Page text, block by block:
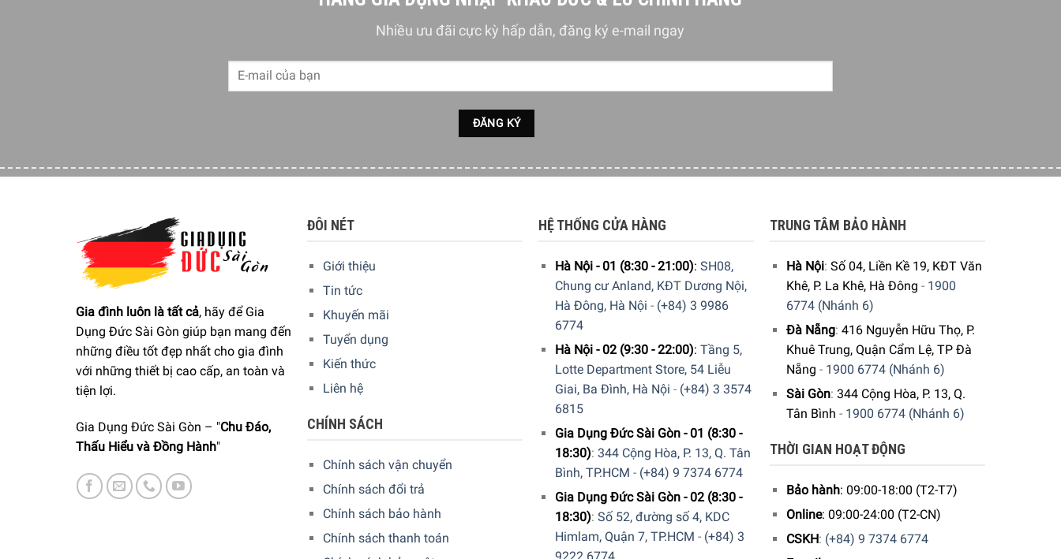
Nhiều ưu đãi cực kỳ hấp dẫn, đăng ký e-mail ngay
Gia đình luôn là tất cả, hãy để Gia
Dụng Đức Sài Gòn giúp bạn mang đến
những điều tốt đẹp nhất cho gia đình
với những thiết bị cao cấp, an toàn và
tiện lợi.
Gia Dụng Đức Sài Gòn – "Chu Đáo,
Thấu Hiểu và Đồng Hành"
ĐÔI NÉT
Giới thiệu
Tin tức
Khuyến mãi
Tuyển dụng
Kiến thức
Liên hệ
CHÍNH SÁCH
Chính sách vận chuyển
Chính sách đổi trả
Chính sách bảo hành
Chính sách thanh toán
HỆ THỐNG CỬA HÀNG
Hà Nội - 01 (8:30 - 21:00): SH08,
Chung cư Anland, KĐT Dương Nội,
Hà Đông, Hà Nội - (+84) 3 9986
6774
Hà Nội - 02 (9:30 - 22:00): Tầng 5,
Lotte Department Store, 54 Liễu
Giai, Ba Đình, Hà Nội - (+84) 3 3574
6815
Gia Dụng Đức Sài Gòn - 01 (8:30 -
18:30): 344 Cộng Hòa, P. 13, Q. Tân
Bình, TP.HCM - (+84) 9 7374 6774
Gia Dụng Đức Sài Gòn - 02 (8:30 -
18:30): Số 52, đường số 4, KDC
Himlam, Quận 7, TP.HCM - (+84) 3
TRUNG TÂM BẢO HÀNH
Hà Nội: Số 04, Liền Kề 19, KĐT Văn
Khê, P. La Khê, Hà Đông - 1900
6774 (Nhánh 6)
Đà Nẵng: 416 Nguyễn Hữu Thọ, P.
Khuê Trung, Quận Cẩm Lệ, TP Đà
Nẵng - 1900 6774 (Nhánh 6)
Sài Gòn: 344 Cộng Hòa, P. 13, Q.
Tân Bình - 1900 6774 (Nhánh 6)
THỜI GIAN HOẠT ĐỘNG
Bảo hành: 09:00-18:00 (T2-T7)
Online: 09:00-24:00 (T2-CN)
CSKH: (+84) 9 7374 6774